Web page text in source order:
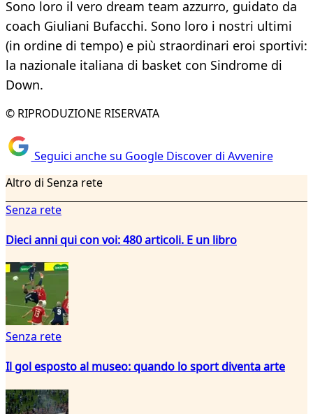
Sono loro il vero dream team azzurro, guidato da
coach Giuliani Bufacchi. Sono loro i nostri ultimi
(in ordine di tempo) e più straordinari eroi sportivi:
la nazionale italiana di basket con Sindrome di
Down.
© RIPRODUZIONE RISERVATA
Seguici anche su Google Discover di Avvenire
Altro di Senza rete
Senza rete
Dieci anni qui con voi: 480 articoli. E un libro
Senza rete
Il gol esposto al museo: quando lo sport diventa arte